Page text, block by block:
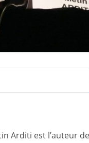
Arditi est l’auteur